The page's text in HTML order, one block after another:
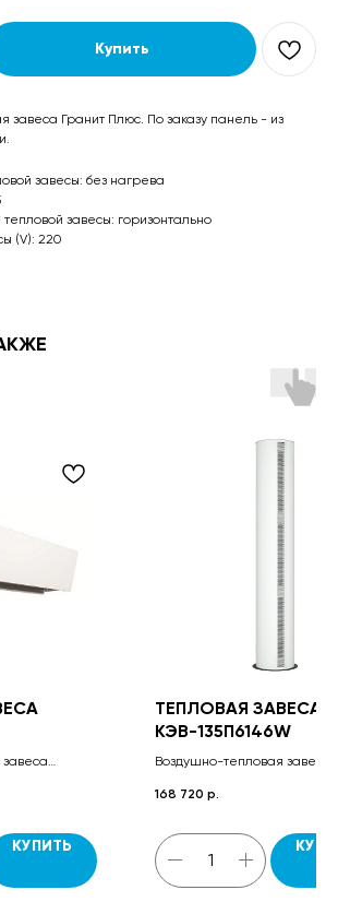
Купить
завеса Гранит Плюс. По заказу панель - из
завесы: без нагрева
завесы: горизонтально
(V): 220
КУПИТЬ
ТЕПЛОВАЯ ЗАВЕСА
КЭВ-135П6146W
Воздушно-тепловая завеса
управления HL18, паспорт.
168 720 р.